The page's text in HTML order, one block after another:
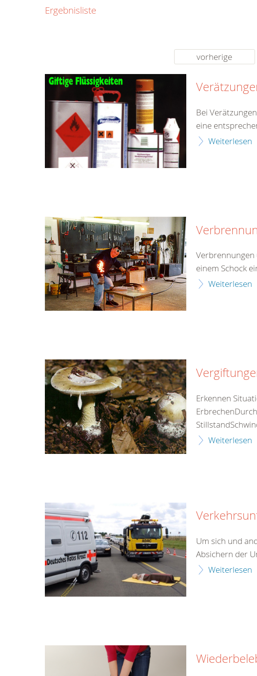
rund um die Uhr
Ergebnisliste
vorherige
Bei
eine
Weiterlesen
einem Schock
Weiterlesen
Erkennen
Weiterlesen
Um sich und
Absichern der
Weiterlesen